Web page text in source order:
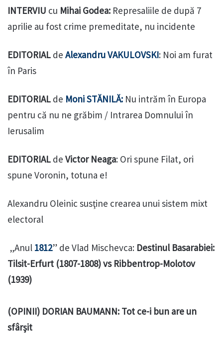
INTERVIU cu Mihai Godea: Represaliile de după 7
aprilie au fost crime premeditate, nu incidente
EDITORIAL de Alexandru VAKULOVSKI: Noi am furat
în Paris
EDITORIAL de Moni STĂNILĂ: Nu intrăm în Europa
pentru că nu ne grăbim / Intrarea Domnului în
Ierusalim
EDITORIAL de Victor Neaga: Ori spune Filat, ori
spune Voronin, totuna e!
Alexandru Oleinic susţine crearea unui sistem mixt
electoral
„Anul 1812” de Vlad Mischevca: Destinul Basarabiei:
Tilsit-Erfurt (1807-1808) vs Ribbentrop-Molotov
(1939)
(OPINII) DORIAN BAUMANN: Tot ce-i bun are un
sfârşit